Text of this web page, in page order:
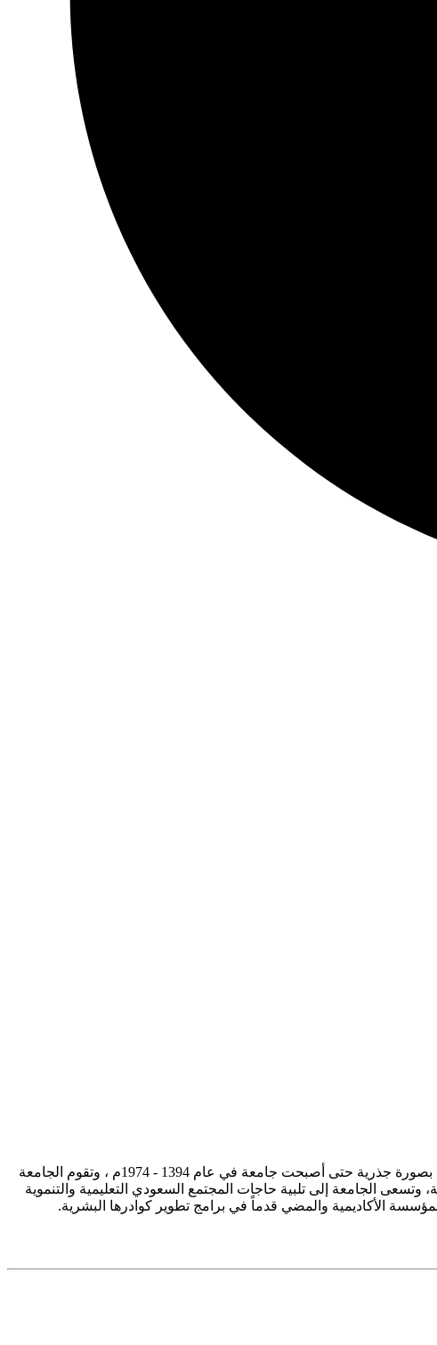
تأسست جامعة الإمام محمد بن سعود الإسلامية ممثلة في كلية الشريعة في سنة 1373هـ 1953م، وتطورت منذ ذلك الحين بصورة جذرية حتى أصبحت جامعة في عام 1394 - 1974م ، وتقوم الجامعة
وتسعى الجامعة إلى تلبية حاجات المجتمع السعودي التعليمية والتنموية
الأكاديمية والمضي قدماً في برامج تطوير كوادرها البشرية.